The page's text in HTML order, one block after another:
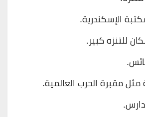
الإسكندرية.
للتنزه كبير.
مثل مقبرة الحرب العالمية.